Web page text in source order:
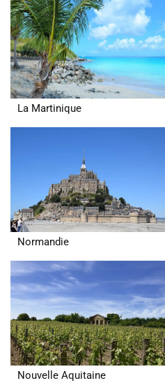
La Martinique
Normandie
Nouvelle Aquitaine